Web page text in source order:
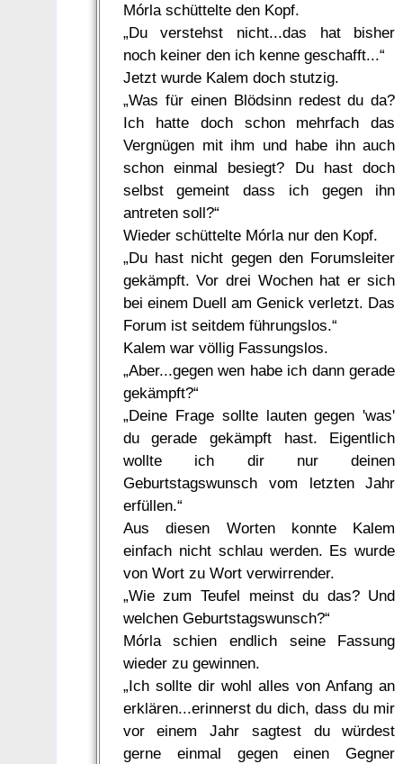
Mórla schüttelte den Kopf.
„Du verstehst nicht...das hat bisher
noch keiner den ich kenne geschafft...“
Jetzt wurde Kalem doch stutzig.
„Was für einen Blödsinn redest du da?
Ich hatte doch schon mehrfach das
Vergnügen mit ihm und habe ihn auch
schon einmal besiegt? Du hast doch
selbst gemeint dass ich gegen ihn
antreten soll?“
Wieder schüttelte Mórla nur den Kopf.
„Du hast nicht gegen den Forumsleiter
gekämpft. Vor drei Wochen hat er sich
bei einem Duell am Genick verletzt. Das
Forum ist seitdem führungslos.“
Kalem war völlig Fassungslos.
„Aber...gegen wen habe ich dann gerade
gekämpft?“
„Deine Frage sollte lauten gegen 'was'
du gerade gekämpft hast. Eigentlich
wollte ich dir nur deinen
Geburtstagswunsch vom letzten Jahr
erfüllen.“
Aus diesen Worten konnte Kalem
einfach nicht schlau werden. Es wurde
von Wort zu Wort verwirrender.
„Wie zum Teufel meinst du das? Und
welchen Geburtstagswunsch?“
Mórla schien endlich seine Fassung
wieder zu gewinnen.
„Ich sollte dir wohl alles von Anfang an
erklären...erinnerst du dich, dass du mir
vor einem Jahr sagtest du würdest
gerne einmal gegen einen Gegner